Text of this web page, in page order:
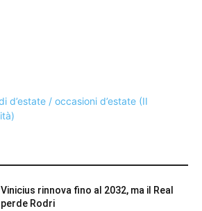
Vinicius rinnova fino al 2032, ma il Real
perde Rodri